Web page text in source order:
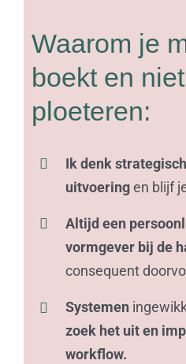
Waarom je
boekt en
ploeteren:
Ik denk
uitvoeringen blijf
Altijd een
vormgever bij de
consequent
Systemen
zoek het uit en
workflow.